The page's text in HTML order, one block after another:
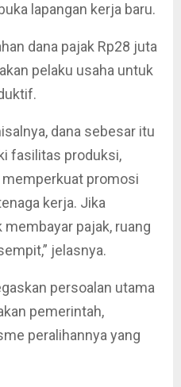
lapangan kerja baru.
dana pajak Rp28 juta
pelaku usaha untuk
dana sebesar itu
fasilitas produksi,
promosi
kerja. Jika
pajak, ruang
jelasnya.
persoalan utama
pemerintah,
peralihannya yang